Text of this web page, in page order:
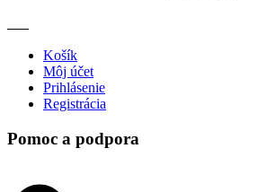
Košík
Môj účet
Prihlásenie
Registrácia
Pomoc a podpora